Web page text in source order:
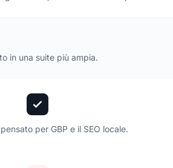
in una suite più ampia.
per GBP e il SEO locale.